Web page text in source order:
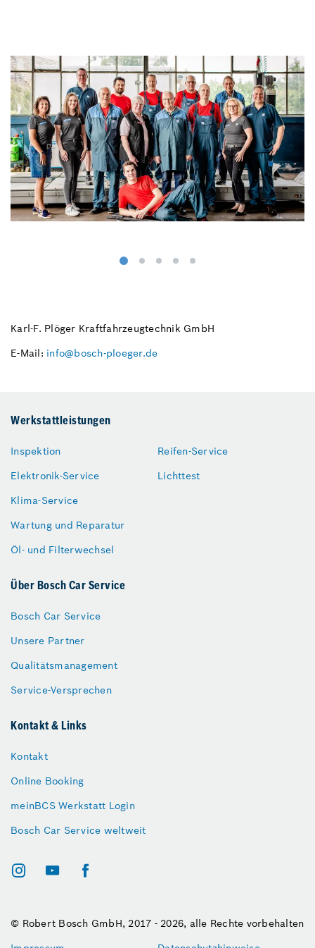
Karl-F. Plöger Kraftfahrzeugtechnik GmbH
E-Mail: info@bosch-ploeger.de
Werkstattleistungen
Inspektion
Elektronik-Service
Klima-Service
Wartung und Reparatur
Öl- und Filterwechsel
Reifen-Service
Lichttest
Über Bosch Car Service
Bosch Car Service
Unsere Partner
Qualitätsmanagement
Service-Versprechen
Kontakt & Links
Kontakt
Online Booking
meinBCS Werkstatt Login
Bosch Car Service weltweit
© Robert Bosch GmbH, 2017 - 2026, alle Rechte vorbehalten